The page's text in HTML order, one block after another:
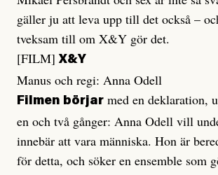
gäller ju att leva upp till det också –
tveksam till om X&Y gör det.
[FILM] X&Y
Manus och regi: Anna Odell
Filmen börjar med en deklaration,
en och två gånger: Anna Odell vill
innebär att vara människa. Hon är
för detta, och söker en ensemble som